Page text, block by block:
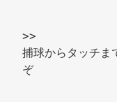
>>
捕球からタッチま
ぞ